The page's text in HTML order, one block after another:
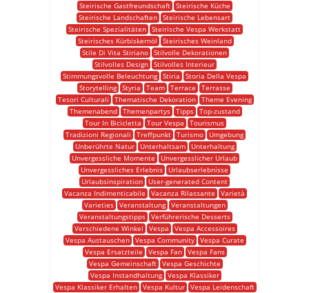
Steirische Gastfreundschaft
Steirische Küche
Steirische Landschaften Steirische Lebensart
Steirische Spezialitäten Steirische Vespa Werkstatt
Steirisches Kürbiskernöl
Steirisches Weinland
Stile Di Vita Stiriano Stilvolle Dekorationen
Stilvolles Design Stilvolles Interieur
Stimmungsvolle Beleuchtung Stiria
Storia Della Vespa
Storytelling
Styria Team Terrace
Terrasse
Tesori Culturali
Thematische Dekoration
Theme Evening
Themenabend
Themenpartys Tipps
Top-zustand
Tour In Bicicletta
Tour Vespa
Tourismus
Tradizioni Regionali
Treffpunkt Turismo
Umgebung
Unberührte Natur
Unterhaltsam
Unterhaltung
Unvergessliche Momente
Unvergesslicher Urlaub
Unvergessliches Erlebnis
Urlaubserlebnisse
Urlaubsinspiration
User-generated Content
Vacanza Indimenticabile
Vacanza Rilassante
Varietà
Varieties
Veranstaltung
Veranstaltungen
Veranstaltungstipps
Verführerische Desserts
Verschiedene Winkel
Vespa
Vespa Accessoires
Vespa Austauschen
Vespa Community
Vespa Curate
Vespa Ersatzteile
Vespa Fan
Vespa Fans
Vespa Gemeinschaft
Vespa Geschichte
Vespa Instandhaltung
Vespa Klassiker
Vespa Klassiker Erhalten
Vespa Kultur
Vespa Leidenschaft